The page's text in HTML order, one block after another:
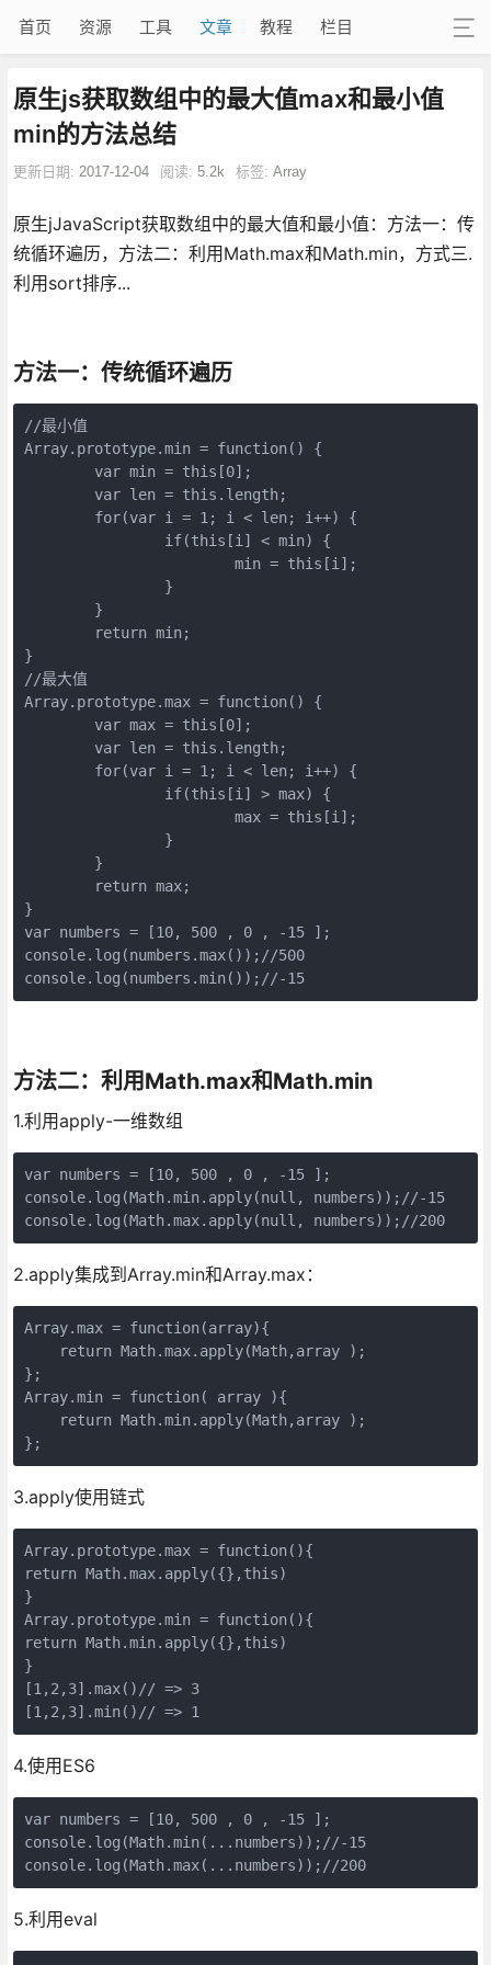
首页 资源 工具 文章 教程 栏目
原生js获取数组中的最大值max和最小值
min的方法总结
更新日期: 2017-12-04 阅读: 5.2k 标签: Array
原生jJavaScript获取数组中的最大值和最小值：方法一：传
统循环遍历，方法二：利用Math.max和Math.min，方式三.
利用sort排序...
方法一：传统循环遍历
//最小值
Array.prototype.min = function() {
}
//最大值
Array.prototype.max = function() {
}
var numbers = [10, 500 , 0 , -15 ];
console.log(numbers.max());//500
console.log(numbers.min());//-15
方法二：利用Math.max和Math.min
1.利用apply-一维数组
var numbers = [10, 500 , 0 , -15 ];
console.log(Math.min.apply(null, numbers));//-15
console.log(Math.max.apply(null, numbers));//200
2.apply集成到Array.min和Array.max：
Array.max = function(array){
    return Math.max.apply(Math,array );
};
Array.min = function( array ){
    return Math.min.apply(Math,array );
};
3.apply使用链式
Array.prototype.max = function(){
return Math.max.apply({},this)
}
Array.prototype.min = function(){
return Math.min.apply({},this)
}
[1,2,3].max()// => 3
[1,2,3].min()// => 1
4.使用ES6
var numbers = [10, 500 , 0 , -15 ];
console.log(Math.min(...numbers));//-15
console.log(Math.max(...numbers));//200
5.利用eval